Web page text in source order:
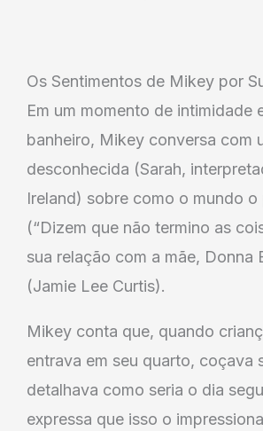
Os Sentimentos de Mikey por
Em um momento de intimidade
banheiro, Mikey conversa com
desconhecida (Sarah,
Ireland) sobre como o mundo o
(“Dizem que não termino as
sua relação com a mãe, Donna
(Jamie Lee Curtis).
Mikey conta que, quando
entrava em seu quarto, coçava
detalhava como seria o dia
expressa que isso o